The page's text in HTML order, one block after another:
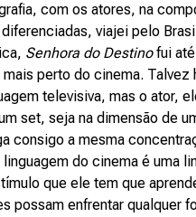
com os atores, na
viajei pelo
Senhora do Destinofui até
perto do cinema. Talvez
televisiva, mas o ator,
set, seja na dimensão de
consigo a mesma
do cinema é uma
que ele tem que
possam enfrentar qualquer